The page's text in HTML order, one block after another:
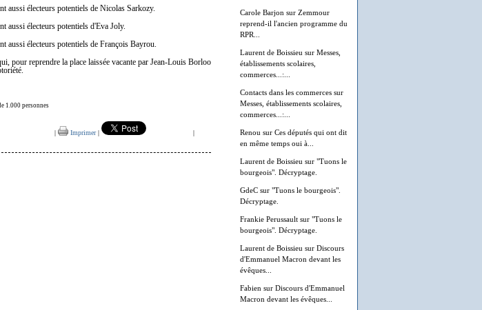
Carole Barjon sur Zemmour
reprend-il l'ancien programme du
RPR...
Laurent de Boissieu sur Messes,
établissements scolaires,
commerces...:...
Contacts dans les commerces sur
Messes, établissements scolaires,
commerces...:...
Renou sur Ces députés qui ont dit
en même temps oui à...
Laurent de Boissieu sur "Tuons le
bourgeois". Décryptage.
GdeC sur "Tuons le bourgeois".
Décryptage.
Frankie Perussault sur "Tuons le
bourgeois". Décryptage.
Laurent de Boissieu sur Discours
d'Emmanuel Macron devant les
évêques...
Fabien sur Discours d'Emmanuel
Macron devant les évêques...
aussi électeurs potentiels de Nicolas Sarkozy.
aussi électeurs potentiels d'Eva Joly.
aussi électeurs potentiels de François Bayrou.
pour reprendre la place laissée vacante par Jean-Louis Borloo
1.000 personnes
| Imprimer| |